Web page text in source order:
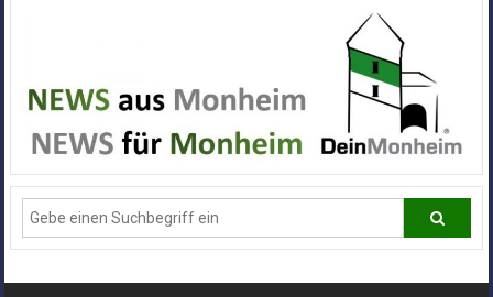
Alle
News
aus
Deiner
Stadt
Monheim